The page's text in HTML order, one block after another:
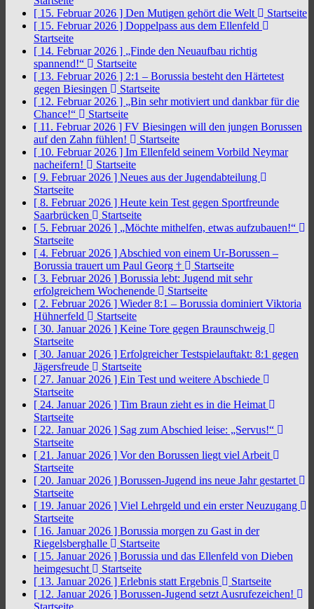
[ 15. Februar 2026 ] Den Mutigen gehört die Welt
Startseite
[ 15. Februar 2026 ] Doppelpass aus dem Ellenfeld
Startseite
[ 14. Februar 2026 ] „Finde den Neuaufbau richtig
spannend!“
Startseite
[ 13. Februar 2026 ] 2:1 – Borussia besteht den Härtetest
gegen Biesingen
Startseite
[ 12. Februar 2026 ] „Bin sehr motiviert und dankbar für die
Chance!“
Startseite
[ 11. Februar 2026 ] FV Biesingen will den jungen Borussen
auf den Zahn fühlen!
Startseite
[ 10. Februar 2026 ] Im Ellenfeld seinem Vorbild Neymar
nacheifern!
Startseite
[ 9. Februar 2026 ] Neues aus der Jugendabteilung
Startseite
[ 8. Februar 2026 ] Heute kein Test gegen Sportfreunde
Saarbrücken
Startseite
[ 5. Februar 2026 ] „Möchte mithelfen, etwas aufzubauen!“
Startseite
[ 4. Februar 2026 ] Abschied von einem Ur-Borussen –
Borussia trauert um Paul Georg †
Startseite
[ 3. Februar 2026 ] Borussia lebt: Jugend mit sehr
erfolgreichem Wochenende
Startseite
[ 2. Februar 2026 ] Wieder 8:1 – Borussia dominiert Viktoria
Hühnerfeld
Startseite
[ 30. Januar 2026 ] Keine Tore gegen Braunschweig
Startseite
[ 30. Januar 2026 ] Erfolgreicher Testspielauftakt: 8:1 gegen
Jägersfreude
Startseite
[ 27. Januar 2026 ] Ein Test und weitere Abschiede
Startseite
[ 24. Januar 2026 ] Tim Braun zieht es in die Heimat
Startseite
[ 22. Januar 2026 ] Sag zum Abschied leise: „Servus!“
Startseite
[ 21. Januar 2026 ] Vor den Borussen liegt viel Arbeit
Startseite
[ 20. Januar 2026 ] Borussen-Jugend ins neue Jahr gestartet
Startseite
[ 19. Januar 2026 ] Viel Lehrgeld und ein erster Neuzugang
Startseite
[ 16. Januar 2026 ] Borussia morgen zu Gast in der
Riegelsberghalle
Startseite
[ 15. Januar 2026 ] Borussia und das Ellenfeld von Dieben
heimgesucht
Startseite
[ 13. Januar 2026 ] Erlebnis statt Ergebnis
Startseite
[ 12. Januar 2026 ] Borussen-Jugend setzt Ausrufezeichen!
Startseite